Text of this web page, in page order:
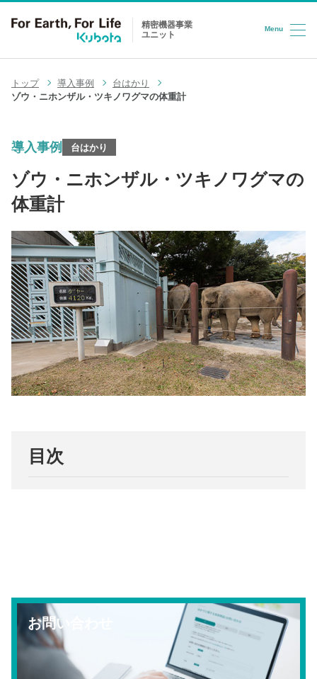
コンテンツへスキップ
精密機器事業
ユニット
Menu
トップ 導入事例
台はかり
ゾウ・ニホンザル・ツキノワグマの体重計
導入事例 台はかり
ゾウ・ニホンザル・ツキノワグマの
体重計
目次
お問い合わせ